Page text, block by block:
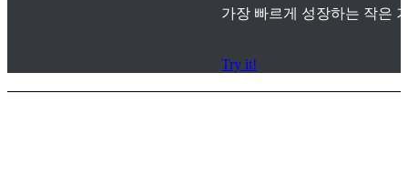
가장 빠르게 성장하는 작은
Try it!